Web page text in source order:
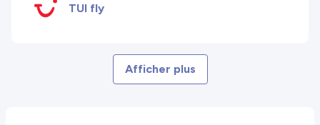
TUI fly
Afficher plus